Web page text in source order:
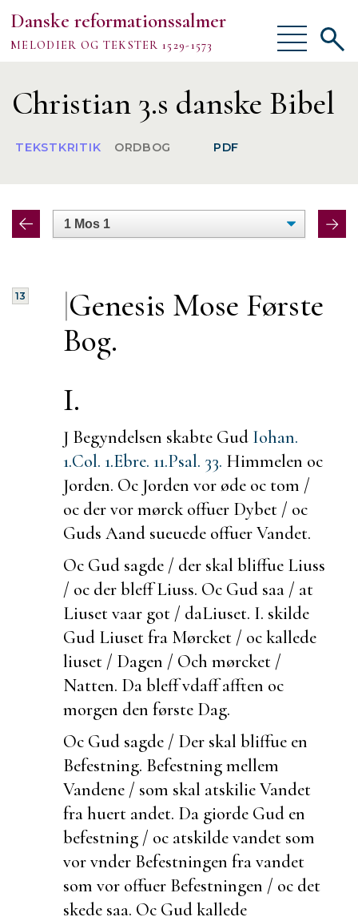
Danske reformationssalmer
MELODIER OG TEKSTER 1529-1573
Vis/skjul
menu
Om
TEKSTER
MELODIER
Vis/
Christian 3.s danske Bibel
TEKSTKRITIK ORDBOG PDF
|
13
Genesis Mose Første
Bog.
I.
J Begyndelsen skabte Gud Iohan.
1.Col. 1.Ebre. 11.Psal. 33. Himmelen oc
Jorden. Oc Jorden vor øde oc tom /
oc der vor mørck offuer Dybet / oc
Guds Aand sueuede offuer Vandet.
Oc Gud sagde / der skal bliffue Liuss
/ oc der bleff Liuss. Oc Gud saa / at
Liuset vaar got / daLiuset. I. skilde
Gud Liuset fra Mørcket / oc kallede
liuset / Dagen / Och mørcket /
Natten. Da bleff vdaff afften oc
morgen den første Dag.
Oc Gud sagde / Der skal bliffue en
Befestning. Befestning mellem
Vandene / som skal atskilie Vandet
fra huert andet. Da giorde Gud en
befestning / oc atskilde vandet som
vor vnder Befestningen fra vandet
som vor offuer Befestningen / oc det
skede saa. Oc Gud kallede